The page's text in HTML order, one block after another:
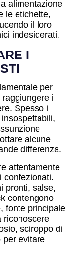
alimentazione
le etichette,
il loro
indesiderati.
I
per
i
Spesso i
alcune
differenza.
attentamente
confezionati.
pronti, salse,
contengono
fonte principale
riconoscere
sciroppo di
per evitare